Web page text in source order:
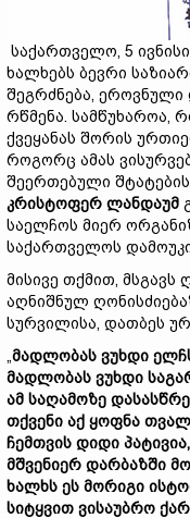
საქართველო, 5
ხალხებს ბევრი
შეგრძნება, ეროვნული
რწმენა. სამწუხაროა,
ქვეყანას შორის
როგორც ამას
შეერთებული
კრისტოფერ ლანდაუმ
საელჩოს მიერ
საქართველოს
მისივე თქმით, მსგავს
აღნიშნულ
სურვილისა, დათბეს
„მადლობას ვუხდი
მადლობას ვუხდი
ამ საღამოზე
თქვენი აქ ყოფნა
ჩემთვის დიდი
მშვენიერ დარბაზში
ხალხს ეს მორიგი
სიტყვით ვისაუბრო